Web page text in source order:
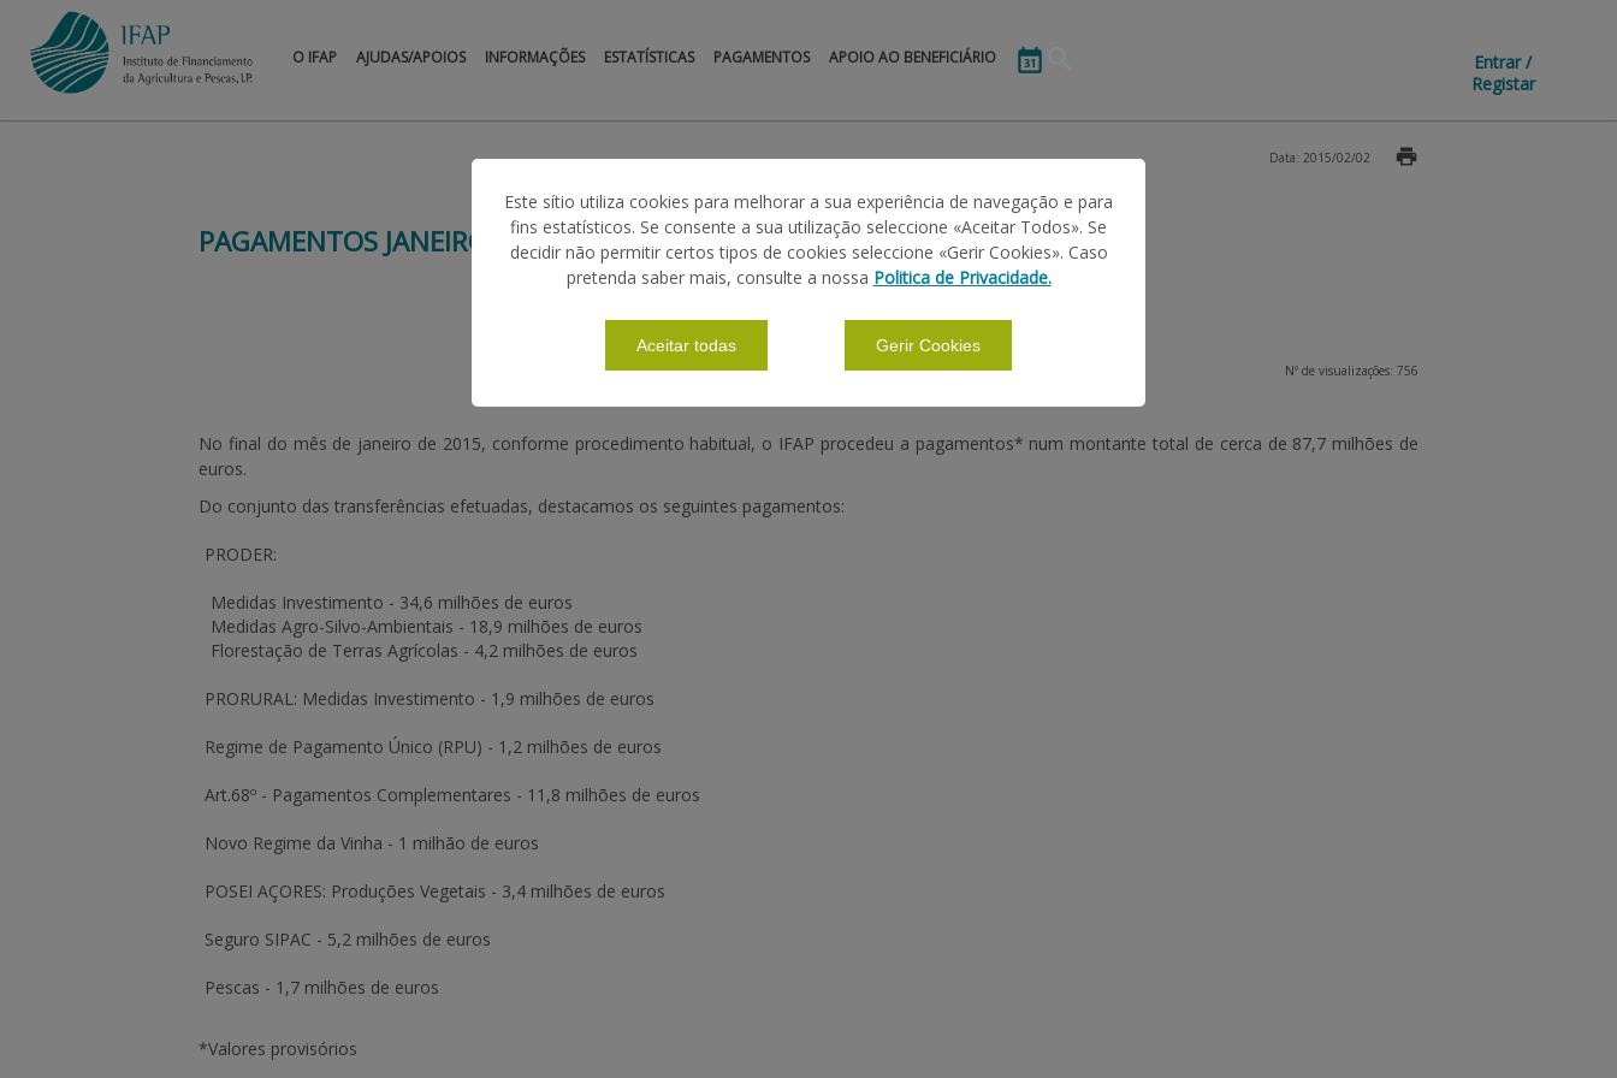
O IFAP AJUDAS/APOIOS INFORMAÇÕES ESTATÍSTICAS PAGAMENTOS APOIO AO BENEFICIÁRIO
Entrar /
Registar
PAGAMENTOS JANEIRO 2015
Data: 2015/02/02
Nº de visualizações: 756
No final do mês de janeiro de 2015, conforme procedimento habitual, o IFAP procedeu a pagamentos* num montante total de cerca de 87,7 milhões de
euros.
Do conjunto das transferências efetuadas, destacamos os seguintes pagamentos:
PRODER:
Medidas Investimento - 34,6 milhões de euros
Medidas Agro-Silvo-Ambientais - 18,9 milhões de euros
Florestação de Terras Agrícolas - 4,2 milhões de euros
PRORURAL: Medidas Investimento - 1,9 milhões de euros
Regime de Pagamento Único (RPU) - 1,2 milhões de euros
Art.68º - Pagamentos Complementares - 11,8 milhões de euros
Novo Regime da Vinha - 1 milhão de euros
POSEI AÇORES: Produções Vegetais - 3,4 milhões de euros
Seguro SIPAC - 5,2 milhões de euros
Pescas - 1,7 milhões de euros
*Valores provisórios
Este sítio utiliza cookies para melhorar a sua experiência de navegação e para
fins estatísticos. Se consente a sua utilização seleccione «Aceitar Todos». Se
decidir não permitir certos tipos de cookies seleccione «Gerir Cookies». Caso
pretenda saber mais, consulte a nossa Politica de Privacidade.
Aceitar todas Gerir Cookies